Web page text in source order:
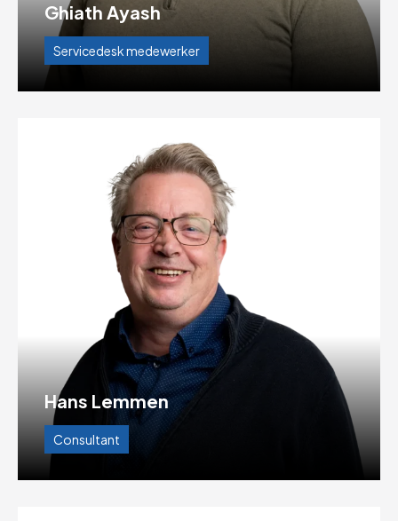
Ghiath Ayash
Servicedesk medewerker
Hans Lemmen
Consultant